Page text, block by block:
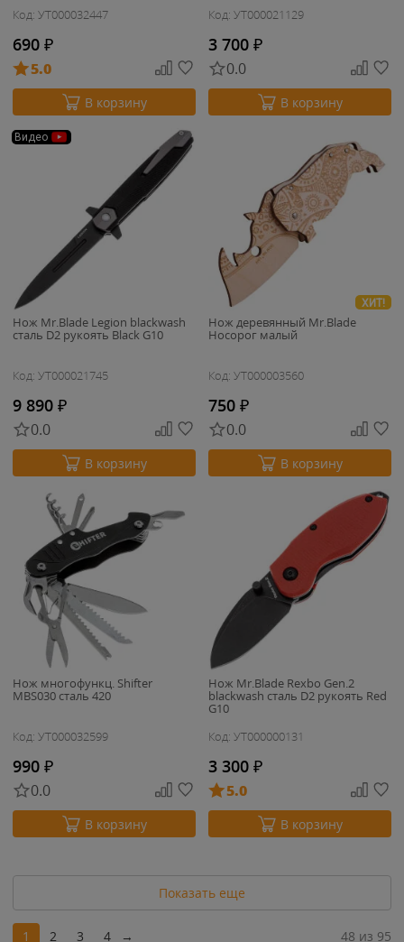
Код: УТ000032447
690 ₽
5.0
В корзину
Код: УТ000021129
3 700 ₽
0.0
В корзину
Видео
Нож Mr.Blade Legion blackwash
сталь D2 рукоять Black G10
Код: УТ000021745
9 890 ₽
0.0
В корзину
ХИТ!
Нож деревянный Mr.Blade
Носорог малый
Код: УТ000003560
750 ₽
0.0
В корзину
Нож многофункц. Shifter
MBS030 сталь 420
Код: УТ000032599
990 ₽
0.0
В корзину
Нож Mr.Blade Rexbo Gen.2
blackwash сталь D2 рукоять Red
G10
Код: УТ000000131
3 300 ₽
5.0
В корзину
Показать еще
1 2 3 4 → 48 из 95